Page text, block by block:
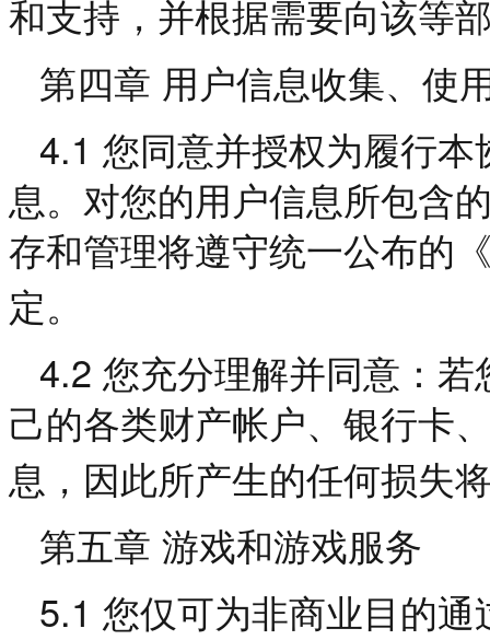
和支持，并根据需要向该等
第四章 用户信息收集、使
4.1 您同意并授权为履行
息。对您的用户信息所包含
存和管理将遵守统一公布的
定。
4.2 您充分理解并同意：
己的各类财产帐户、银行卡
息，因此所产生的任何损失
第五章 游戏和游戏服务
5.1 您仅可为非商业目的